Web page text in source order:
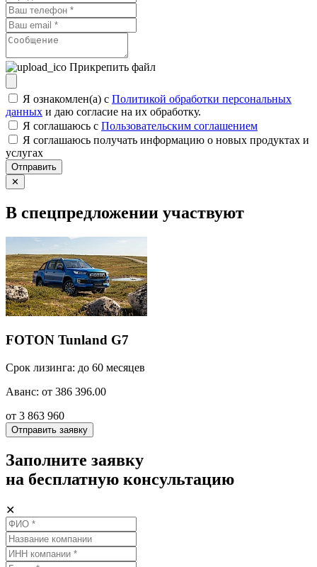
Прикрепить файл
Я ознакомлен(а) с Политикой обработки персональных
данных и даю согласие на их обработку.
Я соглашаюсь c Пользовательским соглашением
Я соглашаюсь получать информацию о новых продуктах и
услугах
Отправить
✕
В спецпредложении участвуют
FOTON Tunland G7
Срок лизинга: до 60 месяцев
Аванс: от 386 396.00
от 3 863 960
Отправить заявку
Заполните заявку
на бесплатную консультацию
✕